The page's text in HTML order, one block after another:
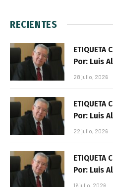
RECIENTES
ETIQUETA
Por: Luis
28 julio, 2026
ETIQUETA
Por: Luis
22 julio, 2026
ETIQUETA
Por: Luis
16 julio, 2026